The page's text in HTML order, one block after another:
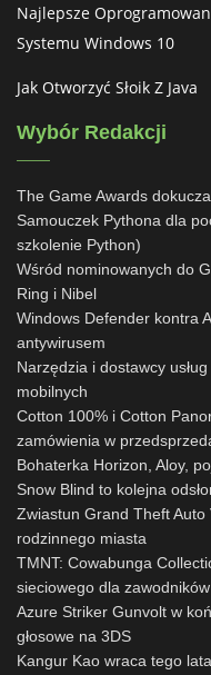
Najlepsze
Systemu Windows 10
Jak Otworzyć Słoik Z Java
Wybór Redakcji
The Game Awards
Samouczek Pythona dla
szkolenie Python)
Wśród nominowanych do
Ring i Nibel
Windows Defender kontra
antywirusem
Narzędzia i dostawcy
mobilnych
Cotton 100% i Cotton
zamówienia w
Bohaterka Horizon, Aloy,
Snow Blind to kolejna
Zwiastun Grand Theft
rodzinnego miasta
TMNT: Cowabunga
sieciowego dla
Azure Striker Gunvolt w
głosowe na 3DS
Kangur Kao wraca tego